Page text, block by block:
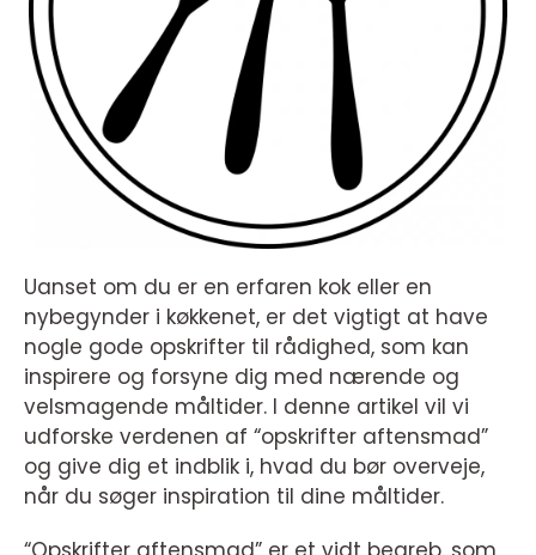
Uanset om du er en erfaren kok eller en
nybegynder i køkkenet, er det vigtigt at have
nogle gode opskrifter til rådighed, som kan
inspirere og forsyne dig med nærende og
velsmagende måltider. I denne artikel vil vi
udforske verdenen af “opskrifter aftensmad”
og give dig et indblik i, hvad du bør overveje,
når du søger inspiration til dine måltider.